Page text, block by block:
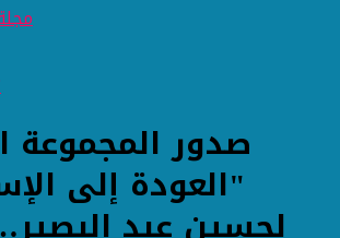
صدور المجموعة
"العودة إلى
لحسين عبد